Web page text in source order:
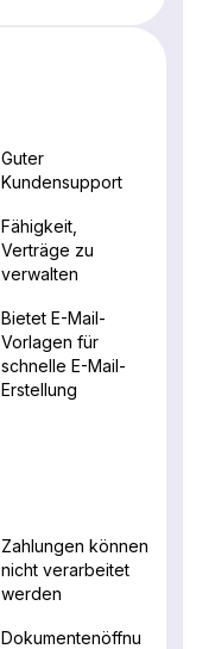
Guter
Kundensupport
Fähigkeit,
Verträge zu
verwalten
Bietet E-Mail-
Vorlagen für
schnelle E-Mail-
Erstellung
Zahlungen können
nicht verarbeitet
werden
Dokumentenöffnu